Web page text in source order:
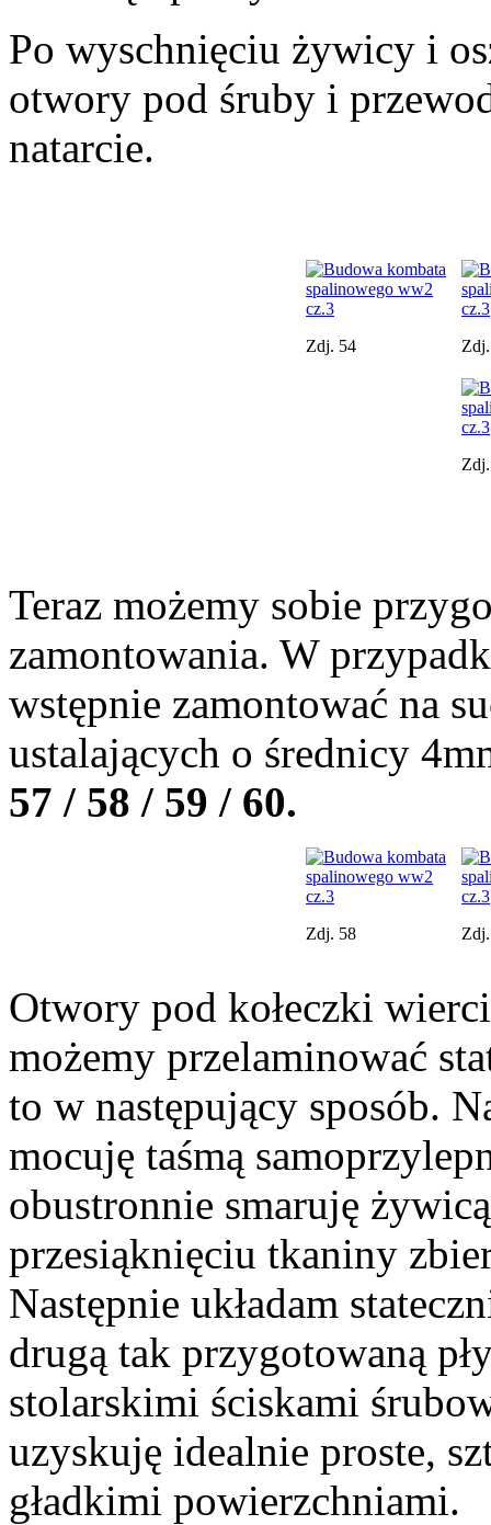
Po wyschnięciu żywicy i
otwory pod śruby i
natarcie.
Zdj. 54
Teraz możemy sobie
zamontowania. W
wstępnie zamontować na
ustalających o średnicy
57 / 58 / 59 / 60.
Zdj. 58
Otwory pod kołeczki
możemy przelaminować
to w następujący sposób.
mocuję taśmą
obustronnie smaruję
przesiąknięciu tkaniny
Następnie układam
drugą tak przygotowaną
stolarskimi ściskami
uzyskuję idealnie proste,
gładkimi powierzchniami.